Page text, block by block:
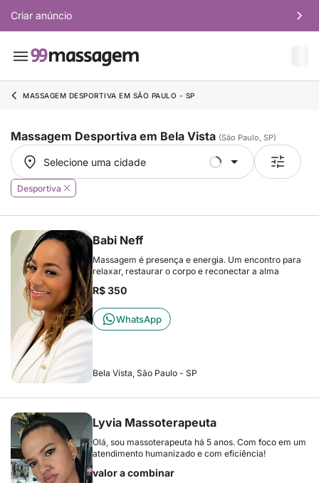
Criar anúncio
MASSAGEM DESPORTIVA EM SÃO PAULO - SP
Massagem Desportiva em Bela Vista (São Paulo, SP)
Selecione uma cidade
Selecione uma cidade
Desportiva
Babi Neff
Massagem é presença e energia. Um encontro para
relaxar, restaurar o corpo e reconectar a alma
R$ 350
WhatsApp
Bela Vista, São Paulo - SP
Lyvia Massoterapeuta
Olá, sou massoterapeuta há 5 anos. Com foco em um
atendimento humanizado e com eficiência!
valor a combinar